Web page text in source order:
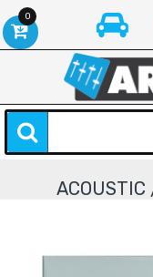
ACOUSTIC
0